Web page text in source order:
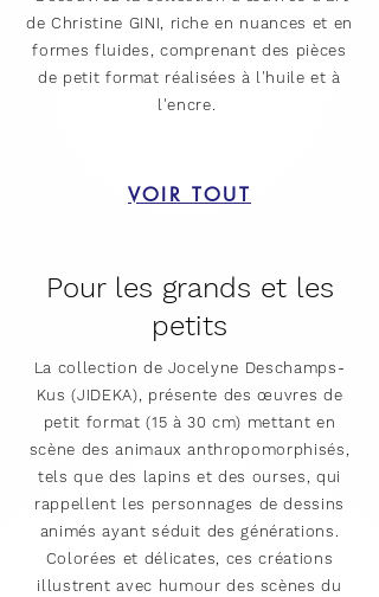
de Christine GINI, riche en nuances et en
formes fluides, comprenant des pièces
de petit format réalisées à l'huile et à
l'encre.
VOIR TOUT
Pour les grands et les
petits
La collection de Jocelyne Deschamps-
Kus (JIDEKA), présente des œuvres de
petit format (15 à 30 cm) mettant en
scène des animaux anthropomorphisés,
tels que des lapins et des ourses, qui
rappellent les personnages de dessins
animés ayant séduit des générations.
Colorées et délicates, ces créations
illustrent avec humour des scènes du